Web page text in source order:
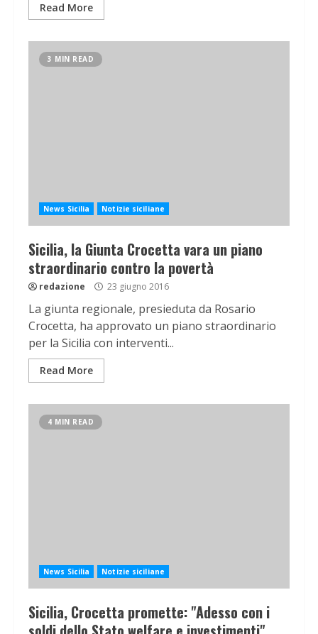
Read More
3 MIN READ
News Sicilia Notizie siciliane
Sicilia, la Giunta Crocetta vara un piano
straordinario contro la povertà
redazione 23 giugno 2016
La giunta regionale, presieduta da Rosario
Crocetta, ha approvato un piano straordinario
per la Sicilia con interventi...
Read More
4 MIN READ
News Sicilia Notizie siciliane
Sicilia, Crocetta promette: "Adesso con i